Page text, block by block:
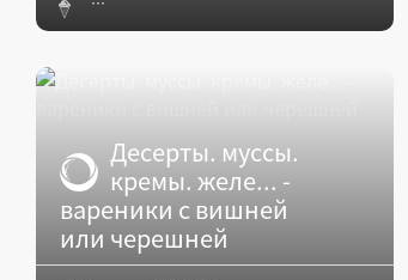
Десерты. муссы.
кремы. желе... -
вареники с вишней
или черешней